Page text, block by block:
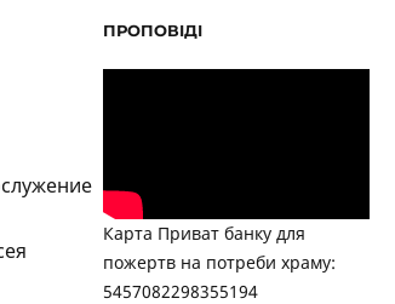
ПРОПОВІДІ
Карта Приват банку для
пожертв на потреби храму:
5457082298355194